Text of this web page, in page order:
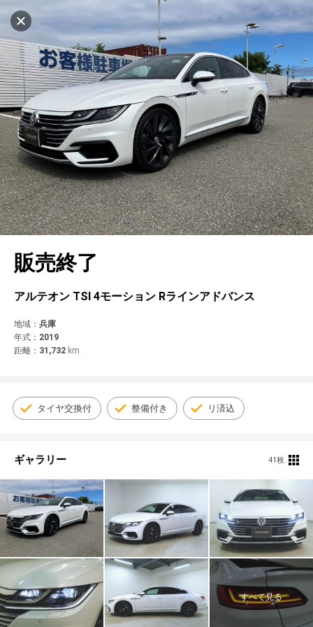
551台
車を探す
中古車検索
販売店検索
エリア別最新ニュース
品質と保証
ローン・リース
自動車保険
カタログ情報
アカウント
ログイン
マイアカウント
マイリスト
保存した検索条件
問合せ履歴
アカウントの確認・編集
アフターサービス
アフターサービス
車検／定期点検
コーティング
タイヤ交換
ボディ修理
企業情報
企業概要
業績決算情報
プレスリリース
ヤナセの歴史
リンク
メルセデス・ベンツ認定中古車
BMW認定中古車
フォルクスワーゲン認定中古車
新車情報
プライバシーポリシー ソーシャルメディアポリシー
利用規約 会社概要
金融商品の勧誘方針
販売終了
アルテオン TSI 4モーション Rラインアドバンス
地域： 兵庫
年式： 2019
距離： 31,732 km
タイヤ交換付 整備付き リ済込
ギャラリー 41枚
マイリストに追加
電話で問い合わせ
キャンセル
ヤナセ ブランドスクエア神戸ポートアイラン
ド
販売店情報
地図を見る
在庫一覧
キャンセル